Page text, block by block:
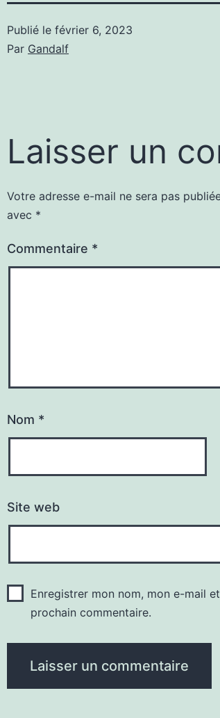
Publié le février 6, 2023
Par Gandalf
Laisser un
Votre adresse e-mail ne sera pas
avec *
Commentaire *
Nom *
Site web
Enregistrer mon nom, mon e-mail
prochain commentaire.